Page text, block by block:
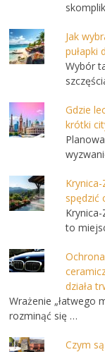
Jak
pułapki
Wybór
Gdzie
krótki
spędzić
to
działa
Wrażenie „łatwego
rozminąć się …
Czym